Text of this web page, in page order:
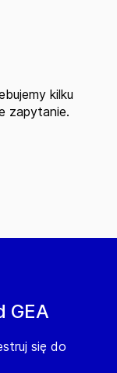
GEA
się do
kilku
zapytanie.